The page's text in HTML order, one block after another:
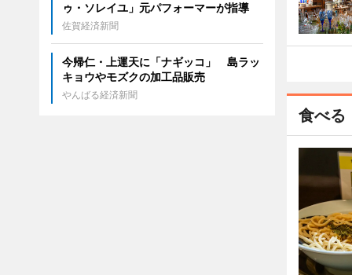
食べる
ゥ・ソレイユ」元パフォーマーが指導
佐賀経済新聞
今帰仁・上運天に「ナギッコ」 島ラッ
キョウやモズクの加工品販売
やんばる経済新聞